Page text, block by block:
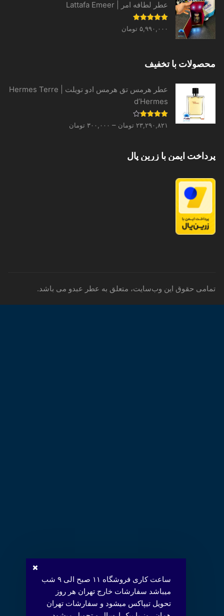
ساعت کاری فروشگاه ۱۱ صبح الی ۹ شب
میباشد سفارشات خارج تهران هر روز
تحویل تیپاکس میشود و سفارشات تهران
۳۱,۳۳۱,۵۲۰ تومان
عطر لطافه امر | Lattafa Emeer
نمره
از 5
۵,۹۹۰,۰۰۰ تومان
با تخفیف
عطر هرمس تق هرمس ادو تویلت | Hermes Terre
d’Hermes
نمره
از 5
۲۳,۲۹۰,۸۲۱ تومان – ۳۰۰,۰۰۰ تومانPrice
ایمن با زرین پال
حقوق این وب‌سایت، متعلق به عطر عبدو می باشد.